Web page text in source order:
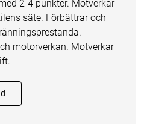
2-4 punkter. Motverkar
säte. Förbättrar och
motorverkan. Motverkar